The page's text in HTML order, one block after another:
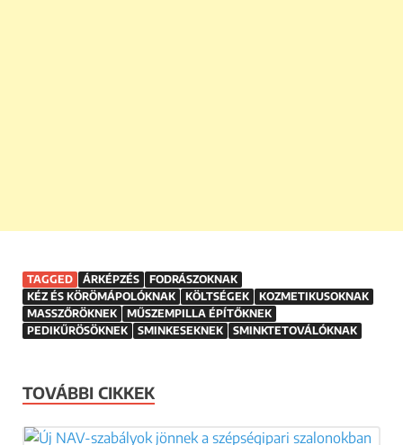
TAGGED ÁRKÉPZÉS
FODRÁSZOKNAK
KÉZ ÉS KÖRÖMÁPOLÓKNAK
KÖLTSÉGEK
KOZMETIKUSOKNAK
MASSZŐRÖKNEK
MŰSZEMPILLA ÉPÍTŐKNEK
PEDIKŰRÖSÖKNEK
SMINKESEKNEK SMINKTETOVÁLÓKNAK
TOVÁBBI CIKKEK